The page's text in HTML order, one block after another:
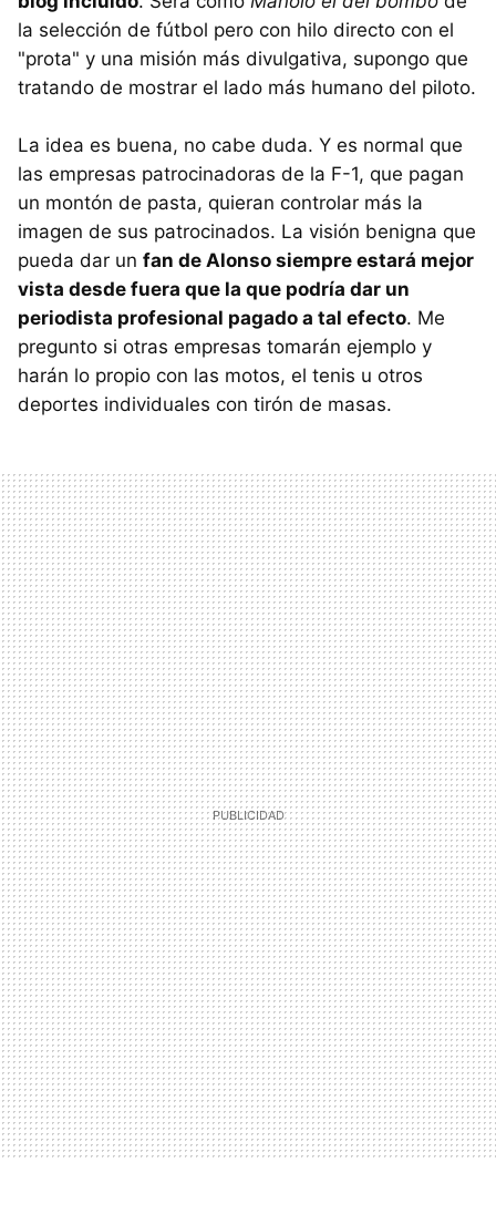
la selección de fútbol pero con hilo directo con el
"prota" y una misión más divulgativa, supongo que
tratando de mostrar el lado más humano del piloto.
La idea es buena, no cabe duda. Y es normal que
las empresas patrocinadoras de la F-1, que pagan
un montón de pasta, quieran controlar más la
imagen de sus patrocinados. La visión benigna que
pueda dar un fan de Alonso siempre estará mejor
vista desde fuera que la que podría dar un
periodista profesional pagado a tal efecto. Me
pregunto si otras empresas tomarán ejemplo y
harán lo propio con las motos, el tenis u otros
deportes individuales con tirón de masas.